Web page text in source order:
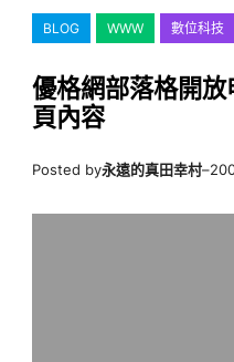
BLOG WWW 數位科技
優格網部落格開
頁內容
Posted by永遠的真田幸村–